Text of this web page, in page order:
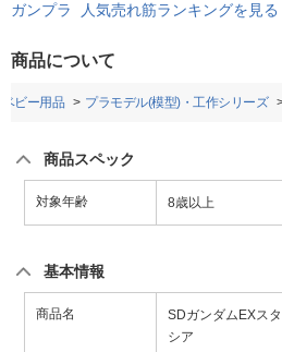
ガンプラ 人気売れ筋ランキングを見る
商品について
ビー用品 プラモデル(模型)・工作シリーズ
商品スペック
対象年齢 8歳以上
基本情報
商品名
SDガンダムEXス
シア